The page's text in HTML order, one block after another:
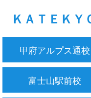
ＫＡＴＥＫ
甲府アルプス通校
富士山駅前校